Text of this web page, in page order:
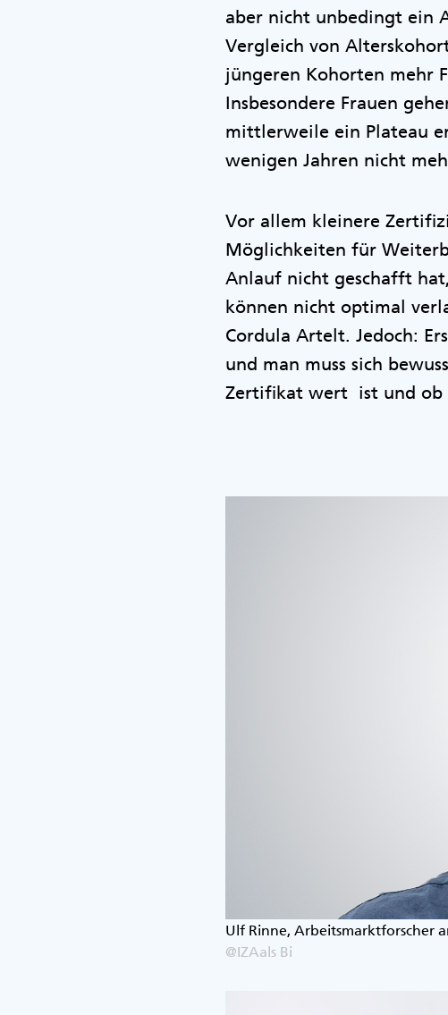
aber nicht unbedingt ein
Vergleich von
jüngeren Kohorten mehr
Insbesondere Frauen
mittlerweile ein Plateau
wenigen Jahren nicht
Vor allem kleinere
Möglichkeiten für
Anlauf nicht geschafft
können nicht optimal
Cordula Artelt. Jedoch:
und man muss sich
Zertifikat wert ist und ob
Ulf Rinne, Arbeitsmarktforscher
@IZAals Bi